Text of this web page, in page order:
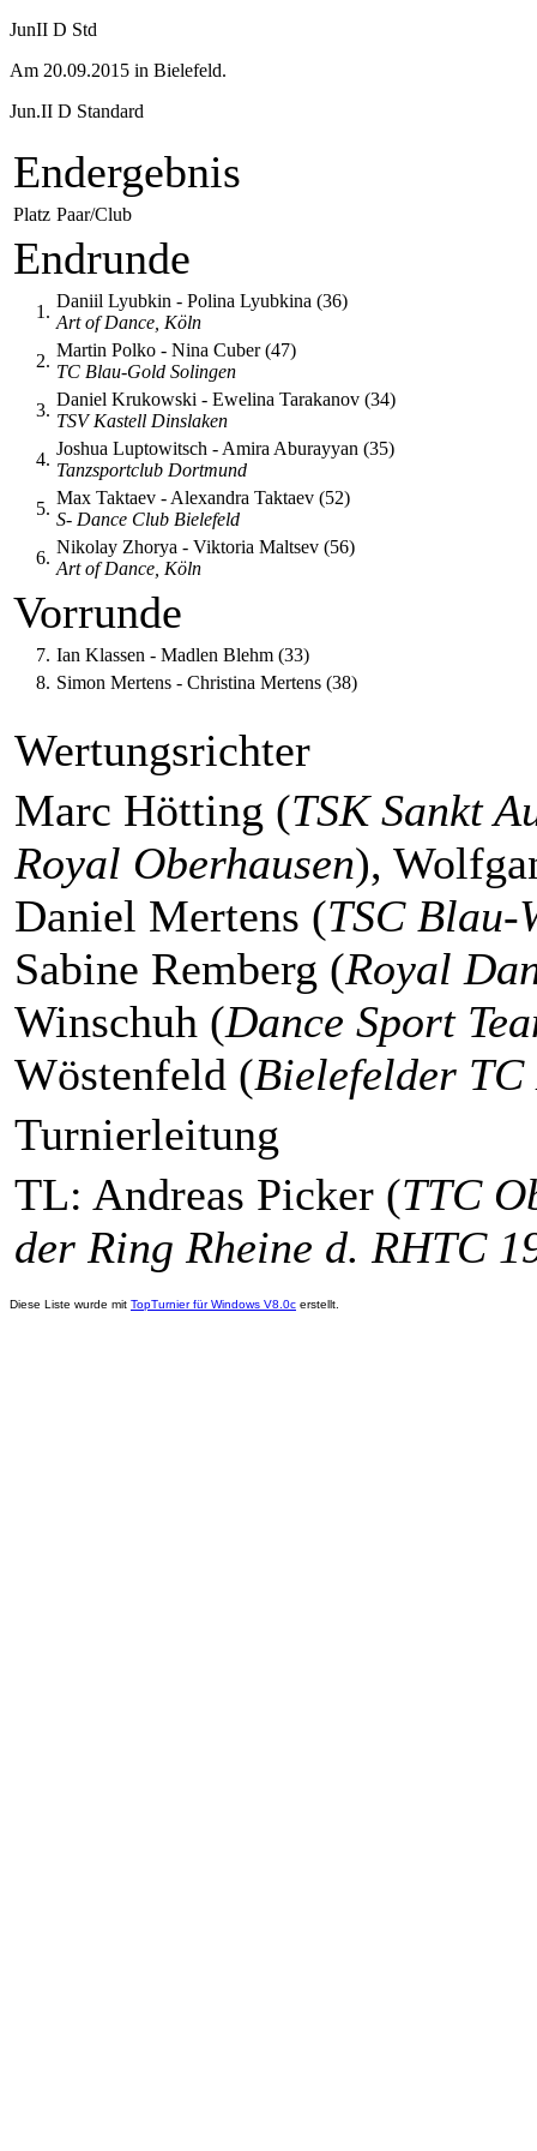
JunII D Std
Am 20.09.2015 in Bielefeld.
Jun.II D Standard
Endergebnis
Platz Paar/Club
Endrunde
1.
Daniil Lyubkin - Polina Lyubkina (36)
Art of Dance, Köln
2.
Martin Polko - Nina Cuber (47)
TC Blau-Gold Solingen
3.
Daniel Krukowski - Ewelina Tarakanov (34)
TSV Kastell Dinslaken
4.
Joshua Luptowitsch - Amira Aburayyan (35)
Tanzsportclub Dortmund
5.
Max Taktaev - Alexandra Taktaev (52)
S- Dance Club Bielefeld
6.
Nikolay Zhorya - Viktoria Maltsev (56)
Art of Dance, Köln
Vorrunde
7. Ian Klassen - Madlen Blehm (33)
8. Simon Mertens - Christina Mertens (38)
Wertungsrichter
Marc Hötting (TSK Sankt
Royal Oberhausen),
Daniel Mertens (TSC Blau-
Sabine Remberg (Royal
Winschuh (Dance Sport
Wöstenfeld (Bielefelder
Turnierleitung
TL: Andreas Picker (TTC
der Ring Rheine d. RHTC
Diese Liste wurde mit TopTurnier für Windows V8.0c erstellt.